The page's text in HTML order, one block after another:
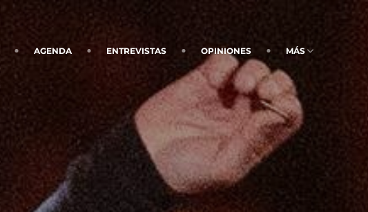
AGENDA ENTREVISTAS OPINIONES MÁS